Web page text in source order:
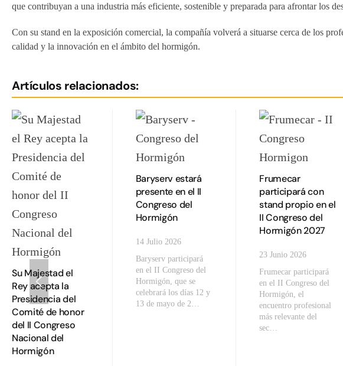
que contribuyan a una industria más eficiente, sostenible y preparada para afrontar los
Con su stand en la exposición comercial, la compañía volverá a situarse cerca de los
calidad y la innovación en el ámbito del hormigón.
Artículos relacionados:
Su Majestad el
Rey acepta la
Presidencia del
Comité de honor
del II Congreso
Nacional del
Hormigón
Baryserv estará
presente en el II
Congreso del
Hormigón
14 Julio 2026
Baryserv participará
en el II Congreso del
Hormigón, que se
celebrará los días 12 y
13 de mayo de 2…
Frumecar
participará con
stand propio en el
II Congreso del
Hormigón 2027
23 Junio 2026
Frumecar participará
en el II Congreso del
Hormigón, el
encuentro profesional
más relevante del
sec…